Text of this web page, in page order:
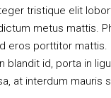
tristique elit
metus mattis.
eros porttitor mattis.
blandit id, porta in
at interdum mauris